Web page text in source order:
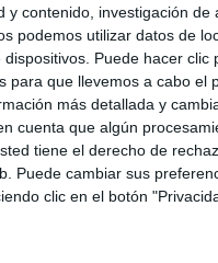
y contenido, investigación de
podemos utilizar datos de
Puede hacer clic
para que llevemos a cabo el
más detallada y
cuenta que algún
tiene el derecho de
Puede cambiar sus
clic en el botón
La